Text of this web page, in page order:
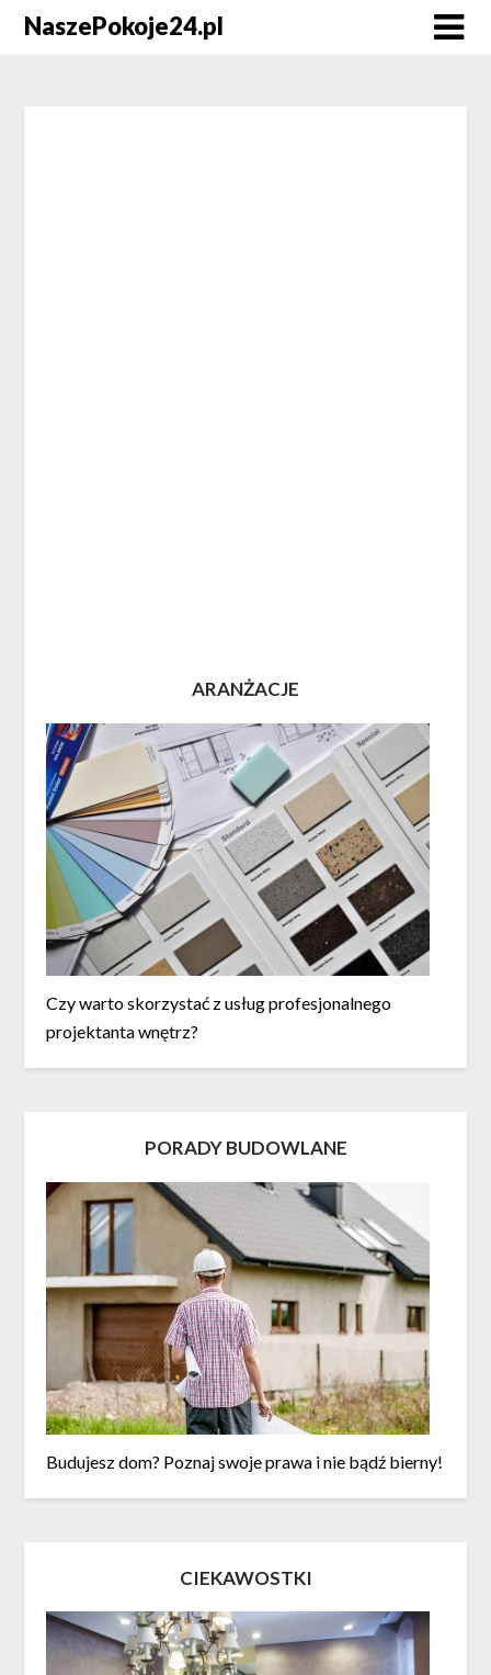
NaszePokoje24.pl
ARANŻACJE
Czy warto skorzystać z usług profesjonalnego
projektanta wnętrz?
PORADY BUDOWLANE
Budujesz dom? Poznaj swoje prawa i nie bądź bierny!
CIEKAWOSTKI